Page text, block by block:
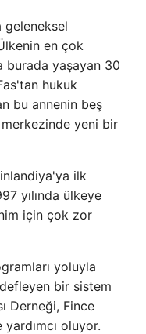
geleneksel
en çok
burada yaşayan 30
hukuk
bu annenin beş
yeni bir
ilk
yılında ülkeye
için çok zor
yoluyla
bir sistem
Derneği, Fince
oluyor.